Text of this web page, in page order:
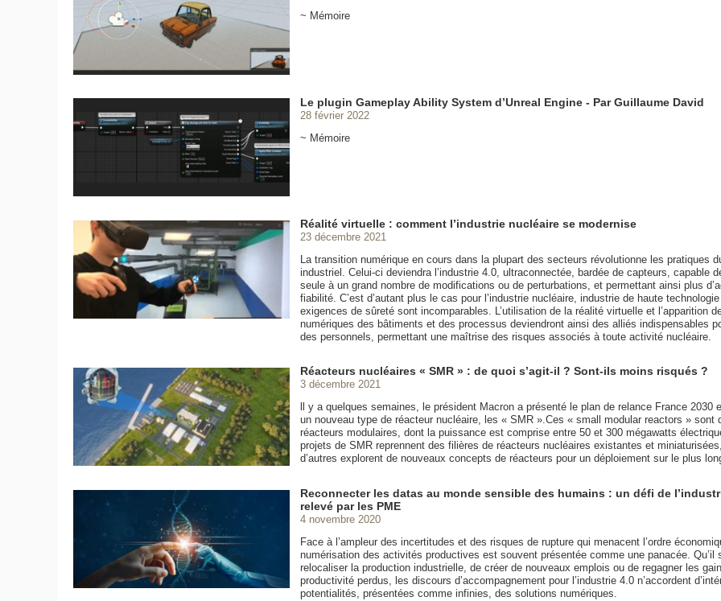
~ Mémoire
Le plugin Gameplay Ability System d’Unreal Engine - Par Guillaume David
28 février 2022
~ Mémoire
Réalité virtuelle : comment l’industrie nucléaire se modernise
23 décembre 2021
La transition numérique en cours dans la plupart des secteurs révolutionne les pratiques
industriel. Celui-ci deviendra l’industrie 4.0, ultraconnectée, bardée de capteurs, capable
seule à un grand nombre de modifications ou de perturbations, et permettant ainsi plus
fiabilité. C’est d’autant plus le cas pour l’industrie nucléaire, industrie de haute
exigences de sûreté sont incomparables. L’utilisation de la réalité virtuelle et l’apparition
numériques des bâtiments et des processus deviendront ainsi des alliés indispensables
des personnels, permettant une maîtrise des risques associés à toute activité nucléaire.
Réacteurs nucléaires « SMR » : de quoi s’agit-il ? Sont-ils moins risqués ?
3 décembre 2021
ll y a quelques semaines, le président Macron a présenté le plan de relance France 2030
un nouveau type de réacteur nucléaire, les « SMR ».Ces « small modular reactors » sont
réacteurs modulaires, dont la puissance est comprise entre 50 et 300 mégawatts
projets de SMR reprennent des filières de réacteurs nucléaires existantes et
d’autres explorent de nouveaux concepts de réacteurs pour un déploiement sur le plus
Reconnecter les datas au monde sensible des humains : un défi de
relevé par les PME
4 novembre 2020
Face à l’ampleur des incertitudes et des risques de rupture qui menacent l’ordre
numérisation des activités productives est souvent présentée comme une panacée. Qu’il
relocaliser la production industrielle, de créer de nouveaux emplois ou de regagner les
productivité perdus, les discours d’accompagnement pour l’industrie 4.0 n’accordent
potentialités, présentées comme infinies, des solutions numériques.